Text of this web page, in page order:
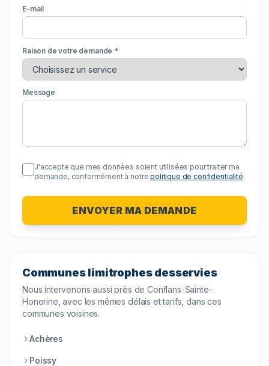
E-mail
Raison de votre demande *
Message
J'accepte que mes données soient utilisées pour traiter ma
demande, conformément à notre politique de confidentialité.
ENVOYER MA DEMANDE
Communes limitrophes desservies
Nous intervenons aussi près deConflans-Sainte-
Honorine , avec les mêmes délais et tarifs, dans ces
communes voisines.
Achères
Poissy